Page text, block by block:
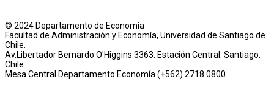
© 2024 Departamento de Economía
Facultad de Administración y Economía, Universidad de Santiago de
Chile.
Av.Libertador Bernardo O'Higgins 3363. Estación Central. Santiago.
Chile.
Mesa Central Departamento Economía (+562) 2718 0800.